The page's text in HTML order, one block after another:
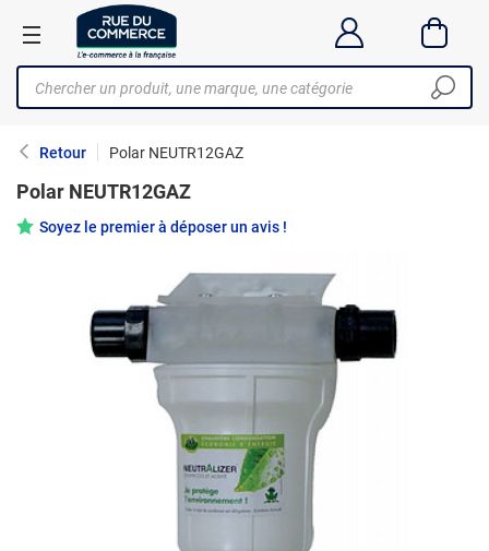
Retour Polar NEUTR12GAZ
Polar NEUTR12GAZ
Soyez le premier à déposer un avis !